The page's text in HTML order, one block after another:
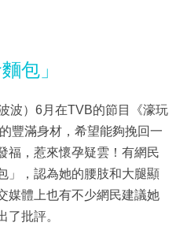
包」
波）6月在TVB的節目《濠玩
豐滿身材，希望能夠挽回一
福，惹來懷孕疑雲！有網民
」，認為她的腰肢和大腿顯
媒體上也有不少網民建議她
了批評。